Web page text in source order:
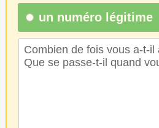
un numéro légitime